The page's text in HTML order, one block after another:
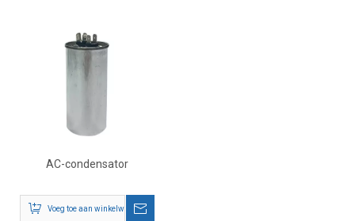
AC-condensator
Voeg toe aan winkelwagen